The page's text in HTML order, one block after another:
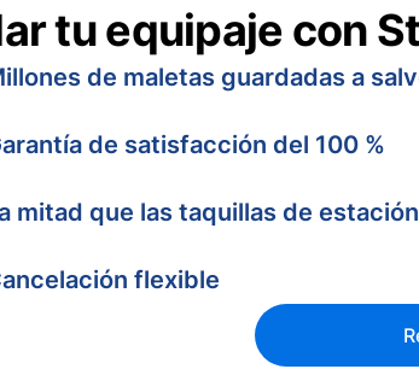
tu equipaje con
de maletas guardadas a
de satisfacción del 100 %
mitad que las taquillas de estación
flexible